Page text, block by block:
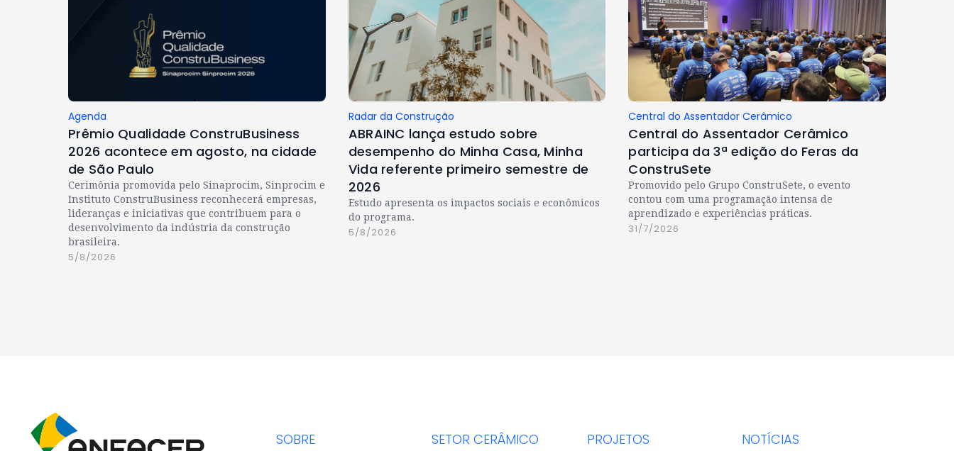
Agenda
Prêmio Qualidade ConstruBusiness
2026 acontece em agosto, na cidade
de São Paulo
Cerimônia promovida pelo Sinaprocim, Sinprocim e
Instituto ConstruBusiness reconhecerá empresas,
lideranças e iniciativas que contribuem para o
desenvolvimento da indústria da construção
brasileira.
5/8/2026
Radar da Construção
ABRAINC lança estudo sobre
desempenho do Minha Casa, Minha
Vida referente primeiro semestre de
2026
Estudo apresenta os impactos sociais e econômicos
do programa.
5/8/2026
Central do Assentador Cerâmico
Central do Assentador Cerâmico
participa da 3ª edição do Feras da
ConstruSete
Promovido pelo Grupo ConstruSete, o evento
contou com uma programação intensa de
aprendizado e experiências práticas.
31/7/2026
SOBRE SETOR CERÂMICO PROJETOS NOTÍCIAS